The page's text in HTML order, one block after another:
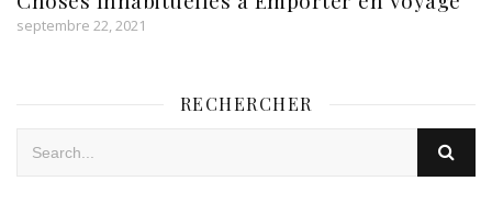
septembre 22, 2021
RECHERCHER